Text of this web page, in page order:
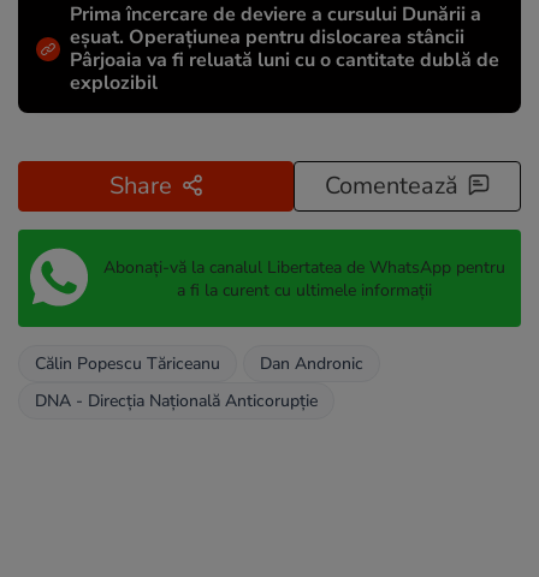
Prima încercare de deviere a cursului Dunării a
eșuat. Operațiunea pentru dislocarea stâncii
Pârjoaia va fi reluată luni cu o cantitate dublă de
explozibil
Share Comentează
Abonați-vă la canalul Libertatea de WhatsApp pentru
a fi la curent cu ultimele informații
Călin Popescu Tăriceanu
Dan Andronic
DNA - Direcția Națională Anticorupție